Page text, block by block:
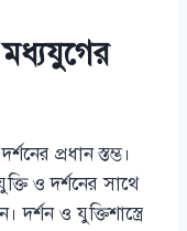
প্রধান স্তম্ভ।
ও দর্শনের সাথে
দর্শন ও যুক্তিশাস্ত্রে